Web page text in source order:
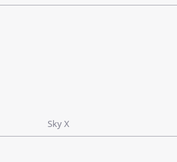
Sky X